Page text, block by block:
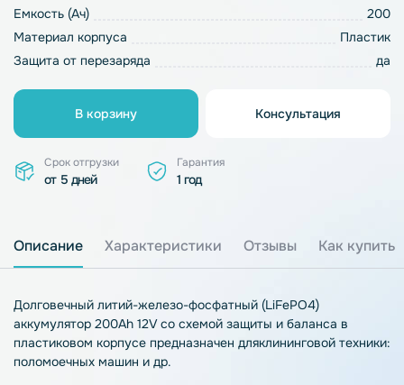
Емкость (Ач)
200
Материал корпуса
Пластик
Защита от перезаряда
да
В корзину Консультация
Срок отгрузки
от 5 дней
Гарантия
1 год
Описание Характеристики Отзывы Как купить
Долговечный литий-железо-фосфатный (LiFePO4)
аккумулятор 200Ah 12V со схемой защиты и баланса в
пластиковом корпусе предназначен дляклининговой техники:
поломоечных машин и др.